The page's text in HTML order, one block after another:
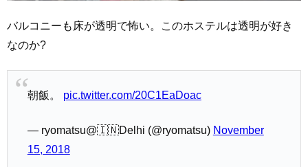
バルコニーも床が透明で怖い。このホステルは透明が好き
なのか?
朝飯。 pic.twitter.com/20C1EaDoac
— ryomatsu@🇮🇳Delhi (@ryomatsu) November
15, 2018